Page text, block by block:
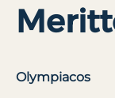
Olympiacos